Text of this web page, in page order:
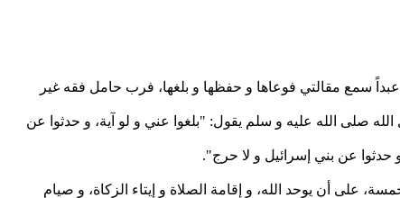
سمع مقالتي فوعاها و حفظها و بلغها، فرب حامل فقه غير
صلى الله عليه و سلم يقول: "بلغوا عني و لو آية، و حدثوا عن
على أن يوحد الله، و إقامة الصلاة و إيتاء الزكاة، و صيام